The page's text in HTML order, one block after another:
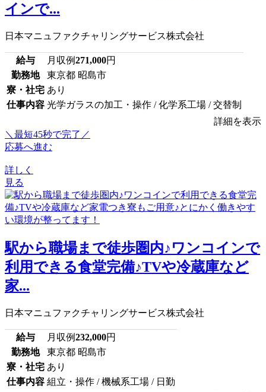
インで...
日本マニュファクチャリングサービス株式会社
給与 月収例271,000円
勤務地
東京都 昭島市
寮・社宅 あり
仕事内容 光学ガラスの加工・操作 / 化学系工場 / 交替制
詳細を表示
＼最短45秒で完了／
応募へ進む
詳しく
見る
駅から職場まで徒歩圏内♪ワンコインで
利用できる食堂完備♪TVや冷蔵庫など
家...
日本マニュファクチャリングサービス株式会社
給与 月収例232,000円
勤務地
東京都 昭島市
寮・社宅 あり
仕事内容 組立・操作 / 機械系工場 / 日勤